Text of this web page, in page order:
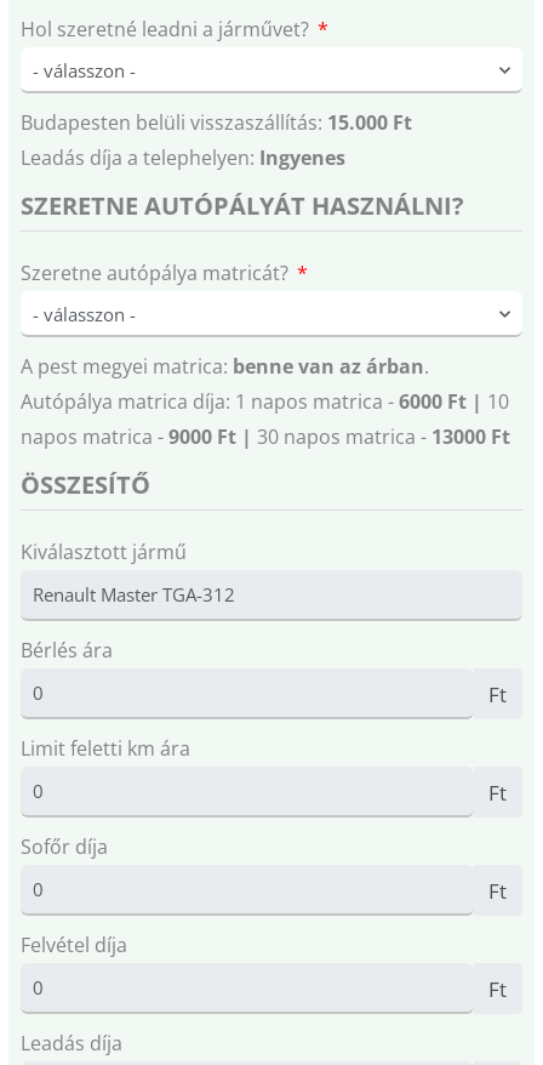
Hol szeretné leadni a járművet?
Budapesten belüli visszaszállítás: 15.000 Ft
Leadás díja a telephelyen: Ingyenes
SZERETNE AUTÓPÁLYÁT HASZNÁLNI?
Szeretne autópálya matricát?
A pest megyei matrica: benne van az árban.
Autópálya matrica díja: 1 napos matrica -6000 Ft | 10
napos matrica -9000 Ft | 30 napos matrica - 13000 Ft
ÖSSZESÍTŐ
Kiválasztott jármű
Bérlés ára
Ft
Limit feletti km ára
Ft
Sofőr díja
Ft
Felvétel díja
Ft
Leadás díja